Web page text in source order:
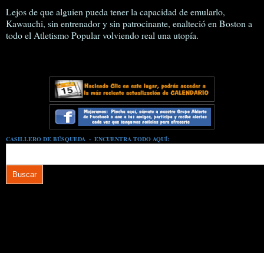
Lejos de que alguien pueda tener la capacidad de emularlo,
Kawauchi, sin entrenador y sin patrocinante, enalteció en Boston a
todo el Atletismo Popular volviendo real una utopía.
CASILLERO DE BÚSQUEDA - ENCUENTRA TODO AQUÍ: